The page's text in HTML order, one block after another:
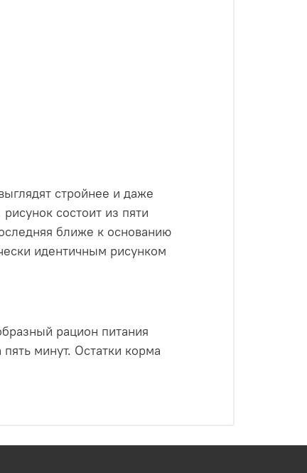
стройнее и даже
состоит из пяти
ближе к основанию
идентичным рисунком
рацион питания
минут. Остатки корма